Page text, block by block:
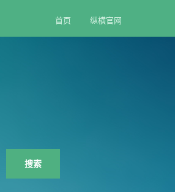
首页 纵横官网